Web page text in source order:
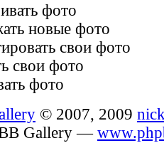
фото
новые фото
свои фото
свои фото
фото
© 2007, 2009
Gallery —